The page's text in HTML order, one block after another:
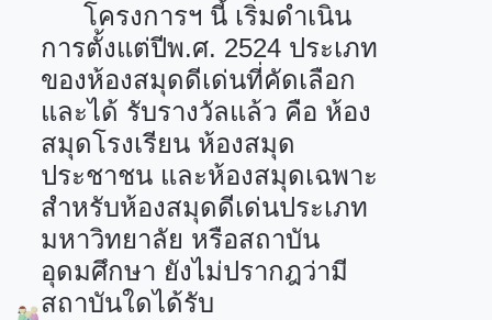
โครงการฯ นี้ เริ่มดำเนิน
การตั้งแต่ปีพ.ศ. 2524 ประเภท
ของห้องสมุดดีเด่นที่คัดเลือก
และได้ รับรางวัลแล้ว คือ ห้อง
สมุดโรงเรียน ห้องสมุด
ประชาชน และห้องสมุดเฉพาะ
สำหรับห้องสมุดดีเด่นประเภท
มหาวิทยาลัย หรือสถาบัน
อุดมศึกษา ยังไม่ปรากฎว่ามี
สถาบันใดได้รับ